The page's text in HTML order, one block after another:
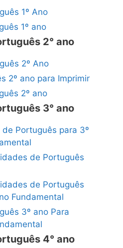
1º Ano
1º ano
2° ano
2º Ano
2º ano para Imprimir
2º ano
3° ano
Português para 3º
de Português
de Português
Fundamental
3º ano Para
4° ano